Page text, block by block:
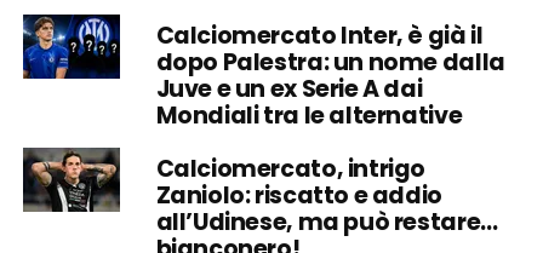
Calciomercato Inter, è già il
dopo Palestra: un nome dalla
Juve e un ex Serie A dai
Mondiali tra le alternative
Calciomercato, intrigo
Zaniolo: riscatto e addio
all’Udinese, ma può restare…